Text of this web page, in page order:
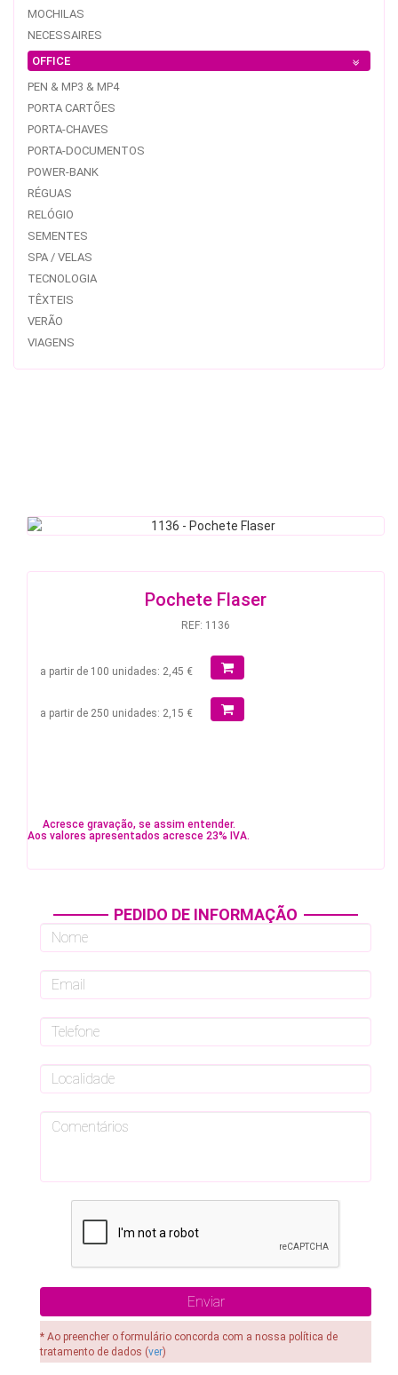
MOCHILAS
NECESSAIRES
OFFICE
PEN & MP3 & MP4
PORTA CARTÕES
PORTA-CHAVES
PORTA-DOCUMENTOS
POWER-BANK
RÉGUAS
RELÓGIO
SEMENTES
SPA / VELAS
TECNOLOGIA
TÊXTEIS
VERÃO
VIAGENS
Pochete Flaser
REF: 1136
a partir de 100 unidades: 2,45 €
a partir de 250 unidades: 2,15 €
Acresce gravação, se assim entender.
Aos valores apresentados acresce 23% IVA.
PEDIDO DE INFORMAÇÃO
* Ao preencher o formulário concorda com a nossa política de
tratamento de dados (ver)